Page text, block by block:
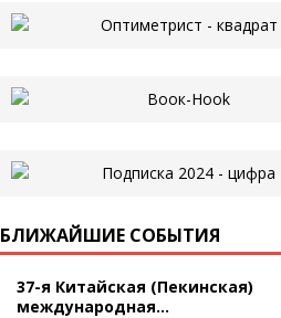
БЛИЖАЙШИЕ СОБЫТИЯ
37-я Китайская (Пекинская)
международная...